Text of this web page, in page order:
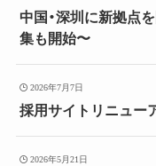
中国・深圳に新拠点
集も開始〜
2026年7月7日
採用サイトリニュー
2026年5月21日